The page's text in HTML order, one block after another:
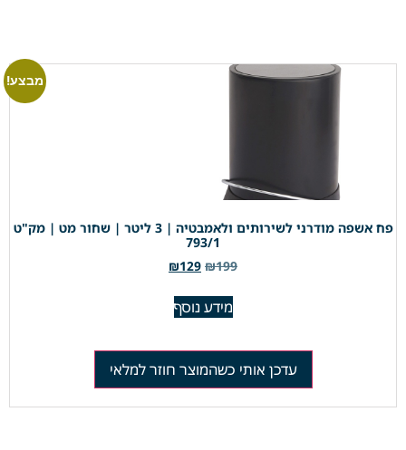
מבצע!
פח אשפה מודרני לשירותים ולאמבטיה | 3 ליטר | שחור מט | מק"ט
793/1
₪199
₪129
מידע נוסף
עדכן אותי כשהמוצר חוזר למלאי